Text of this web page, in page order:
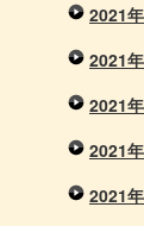
2021
2021
2021
2021
2021